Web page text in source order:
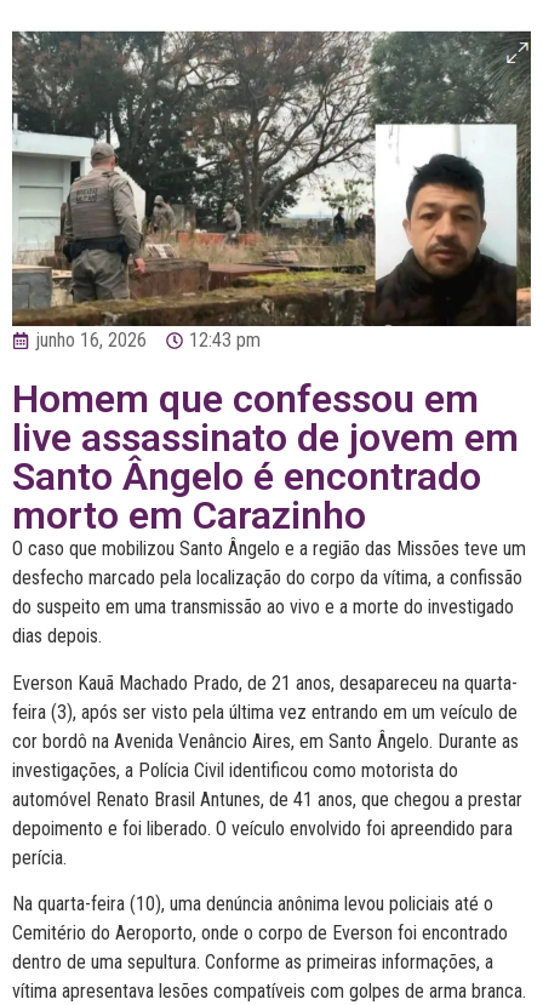
junho 16, 2026 12:43 pm
Homem que confessou em
live assassinato de jovem em
Santo Ângelo é encontrado
morto em Carazinho
O caso que mobilizou Santo Ângelo e a região das Missões teve um
desfecho marcado pela localização do corpo da vítima, a confissão
do suspeito em uma transmissão ao vivo e a morte do investigado
dias depois.
Everson Kauã Machado Prado, de 21 anos, desapareceu na quarta-
feira (3), após ser visto pela última vez entrando em um veículo de
cor bordô na Avenida Venâncio Aires, em Santo Ângelo. Durante as
investigações, a Polícia Civil identificou como motorista do
automóvel Renato Brasil Antunes, de 41 anos, que chegou a prestar
depoimento e foi liberado. O veículo envolvido foi apreendido para
perícia.
Na quarta-feira (10), uma denúncia anônima levou policiais até o
Cemitério do Aeroporto, onde o corpo de Everson foi encontrado
dentro de uma sepultura. Conforme as primeiras informações, a
vítima apresentava lesões compatíveis com golpes de arma branca.